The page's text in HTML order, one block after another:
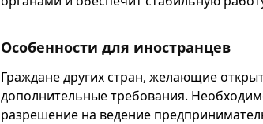
Особенности для иностранцев
Граждане других стран, желающие
дополнительные требования.
разрешение на ведение